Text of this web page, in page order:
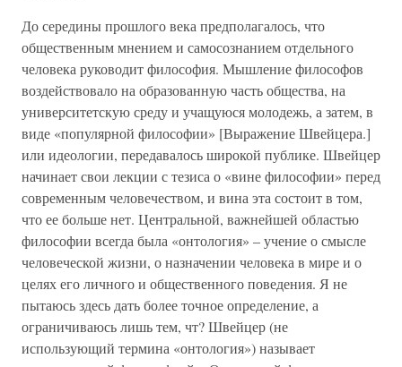
До середины прошлого века предполагалось, что
общественным мнением и самосознанием отдельного
человека руководит философия. Мышление философов
воздействовало на образованную часть общества, на
университетскую среду и учащуюся молодежь, а затем, в
виде «популярной философии» [Выражение Швейцера.]
или идеологии, передавалось широкой публике. Швейцер
начинает свои лекции с тезиса о «вине философии» перед
современным человечеством, и вина эта состоит в том,
что ее больше нет. Центральной, важнейшей областью
философии всегда была «онтология» – учение о смысле
человеческой жизни, о назначении человека в мире и о
целях его личного и общественного поведения. Я не
пытаюсь здесь дать более точное определение, а
ограничиваюсь лишь тем, чт? Швейцер (не
использующий термина «онтология») называет